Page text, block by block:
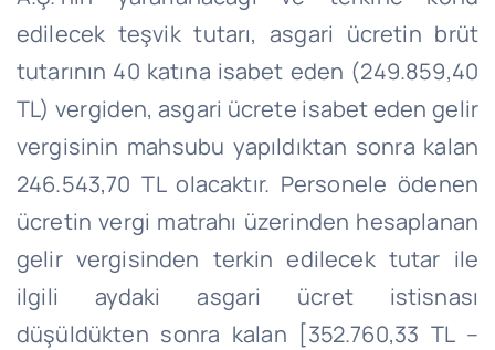
edilecek teşvik tutarı, asgari ücretin brüt
tutarının 40 katına isabet eden (249.859,40
TL) vergiden, asgari ücrete isabet eden gelir
vergisinin mahsubu yapıldıktan sonra kalan
246.543,70 TL olacaktır. Personele ödenen
ücretin vergi matrahı üzerinden hesaplanan
gelir vergisinden terkin edilecek tutar ile
ilgili aydaki asgari ücret istisnası
düşüldükten sonra kalan [352.760,33 TL –